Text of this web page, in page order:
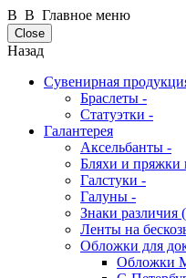
В В Главное меню
Close
Назад
Сувенирная
Браслеты -
Статуэтки -
Галантерея
Аксельбанты -
Бляхи и пряжки
Галстуки -
Галуны -
Знаки различия
Ленты на
Обложки для
Обложки